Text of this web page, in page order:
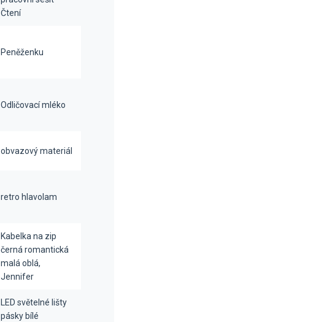
Čtení
Peněženku
Odličovací mléko
obvazový materiál
retro hlavolam
Kabelka na zip
černá romantická
malá oblá,
Jennifer
LED světelné lišty
pásky bílé